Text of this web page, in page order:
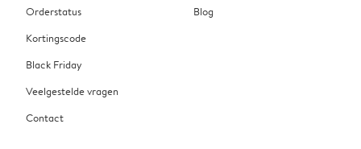
Orderstatus
Kortingscode
Black Friday
Veelgestelde vragen
Contact
Blog